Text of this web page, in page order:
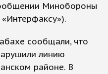
Минобороны
сообщали, что
линию
районе. В